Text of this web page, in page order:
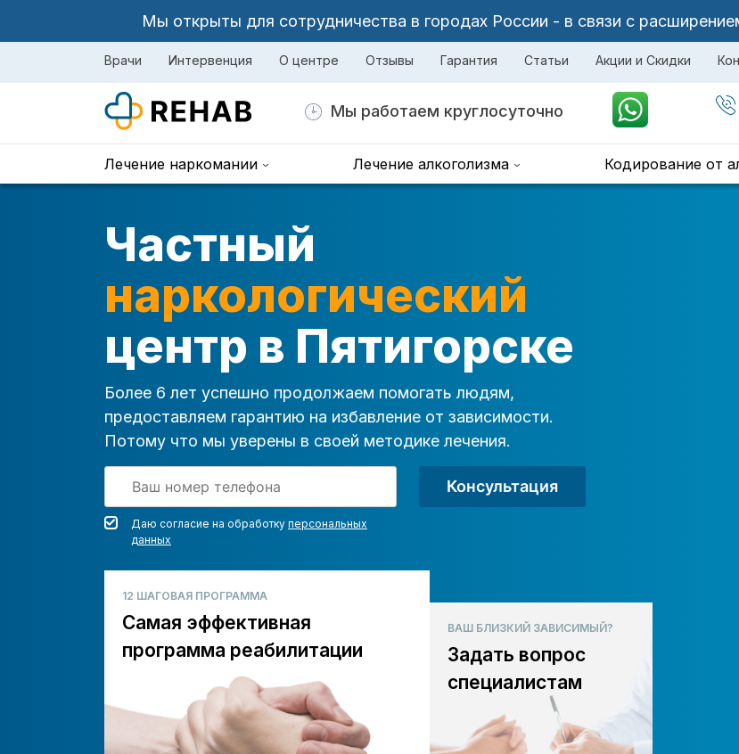
Мы открыты для сотрудничества в городах России - в связи с
Врачи Интервенция О центре Отзывы Гарантия Статьи Акции и Скидки
Мы работаем круглосуточно
Лечение наркомании Лечение алкоголизма Кодирование от
Частный
наркологический
центр в Пятигорске
Более 6 лет успешно продолжаем помогать людям,
предоставляем гарантию на избавление от зависимости.
Потому что мы уверены в своей методике лечения.
Даю согласие на обработку персональных
данных
Консультация
12 ШАГОВАЯ ПРОГРАММА
Самая эффективная
программа реабилитации
ВАШ БЛИЗКИЙ ЗАВИСИМЫЙ?
Задать вопрос
специалистам